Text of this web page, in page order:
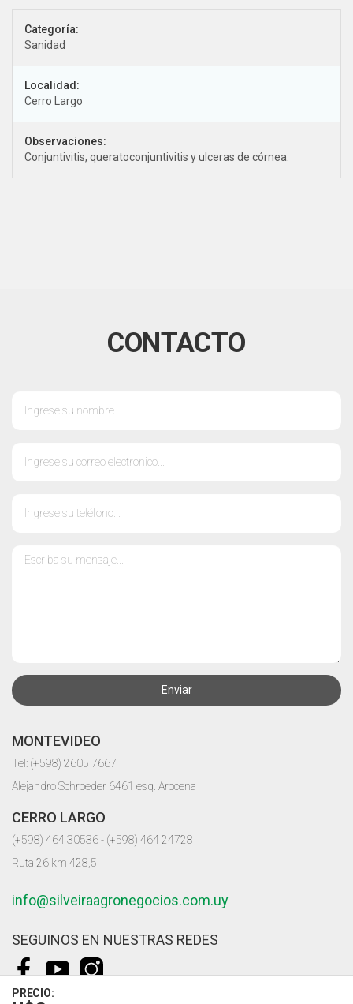
PRECIO:
Categoría:
Sanidad
Localidad:
Cerro Largo
Observaciones:
Conjuntivitis, queratoconjuntivitis y ulceras de córnea.
CONTACTO
Enviar
MONTEVIDEO
Tel: (+598) 2605 7667
Alejandro Schroeder 6461 esq. Arocena
CERRO LARGO
(+598) 464 30536 - (+598) 464 24728
Ruta 26 km 428,5
info@silveiraagronegocios.com.uy
SEGUINOS EN NUESTRAS REDES